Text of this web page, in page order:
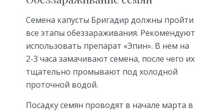
Семена капусты Бригадир должны пройти
все этапы обеззараживания. Рекомендуют
использовать препарат «Эпин». В нем на
2-3 часа замачивают семена, после чего их
тщательно промывают под холодной
проточной водой.
Посадку семян проводят в начале марта в